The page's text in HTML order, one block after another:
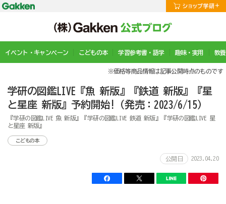
イベント・キャンペーン こどもの本 学習参考書・語学 趣味・実用 教
※価格等商品情報は記事公開時点のものです
学研の図鑑LIVE『魚 新版』『鉄道 新版』『星
と星座 新版』予約開始!（発売：2023/6/15）
『学研の図鑑LIVE 魚 新版』『学研の図鑑LIVE 鉄道 新版』『学研の図鑑LIVE 星
と星座 新版』
こどもの本
公開日 2023.04.20